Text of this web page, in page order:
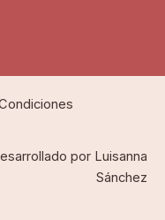
por Luisanna
Sánchez